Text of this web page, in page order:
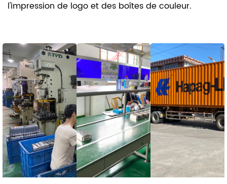
l'impression de logo et des boîtes de couleur.